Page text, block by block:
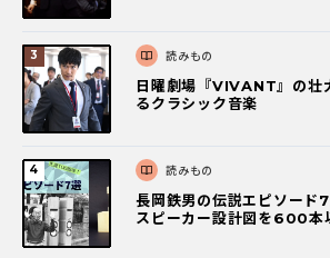
読みもの
日曜劇場『VIVANT』の壮
るクラシック音楽
読みもの
長岡鉄男の伝説エピソード7
スピーカー設計図を600本